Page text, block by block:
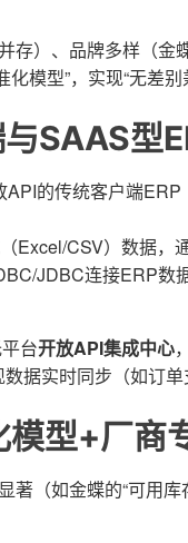
存）、品牌多样（金
模型”，实现“无差别
SAAS型
API的传统客户端
Excel/CSV）数据，
JDBC连接ERP数
台开放API集成中心
据实时同步（如订
型+厂商
（如金蝶的“可用库